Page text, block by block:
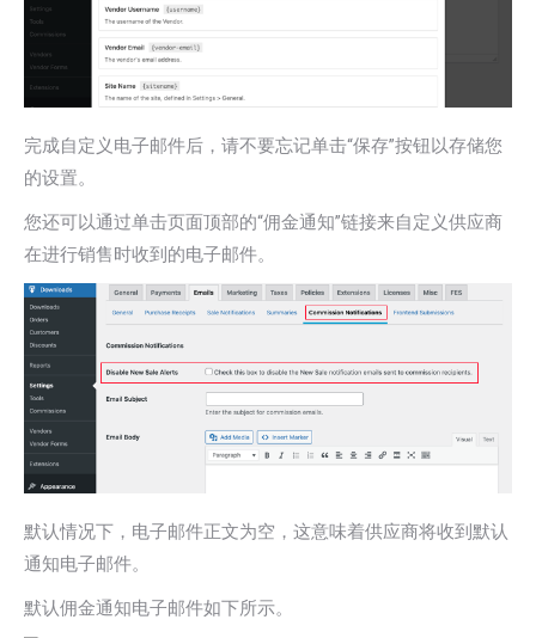
完成自定义电子邮件后，请不要忘记单击“保存”按钮以存储您
的设置。
您还可以通过单击页面顶部的“佣金通知”链接来自定义供应商
在进行销售时收到的电子邮件。
默认情况下，电子邮件正文为空，这意味着供应商将收到默认
通知电子邮件。
默认佣金通知电子邮件如下所示。